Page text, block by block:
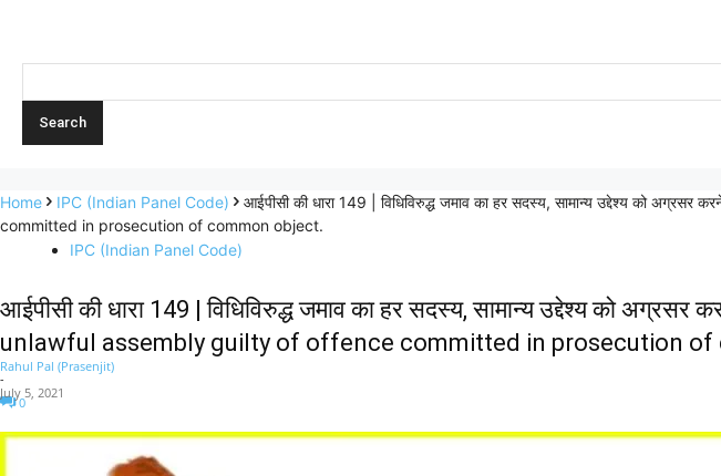
Home IPC (Indian Panel Code)
आईपीसी की धारा 149 | विधिविरुद्ध जमाव का हर सदस्य, सामान्य उद्देश्य को
committed in prosecution of common object.
IPC (Indian Panel Code)
आईपीसी की धारा 149 | विधिविरुद्ध जमाव का हर सदस्य, सामान्य उद्देश्य को
unlawful assembly guilty of offence committed in prosecution of
Rahul Pal (Prasenjit)
-
July 5, 2021
0